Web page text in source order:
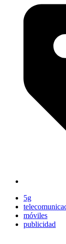
5g
móviles
publicidad